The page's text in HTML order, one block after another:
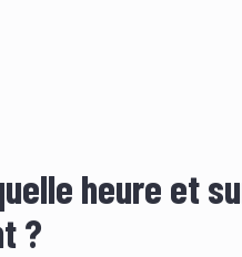
heure et
?